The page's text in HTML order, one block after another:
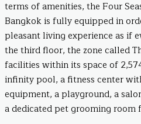
terms of amenities, the Four
Bangkok is fully equipped in
pleasant living experience as if
the third floor, the zone called
facilities within its space of
infinity pool, a fitness center
equipment, a playground, a
a dedicated pet grooming room